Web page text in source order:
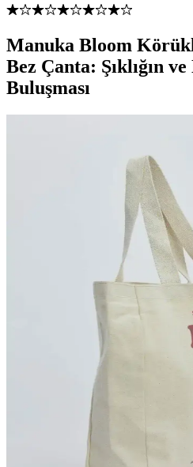
Manuka Bloom
Bez Çanta: Şıklığın ve
Buluşması